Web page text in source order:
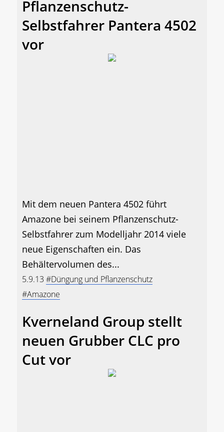
Pflanzenschutz-
Selbstfahrer Pantera 4502
vor
Mit dem neuen Pantera 4502 führt
Amazone bei seinem Pflanzenschutz-
Selbstfahrer zum Modelljahr 2014 viele
neue Eigenschaften ein. Das
Behältervolumen des...
5.9.13 #Düngung und Pflanzenschutz
#Amazone
Kverneland Group stellt
neuen Grubber CLC pro
Cut vor